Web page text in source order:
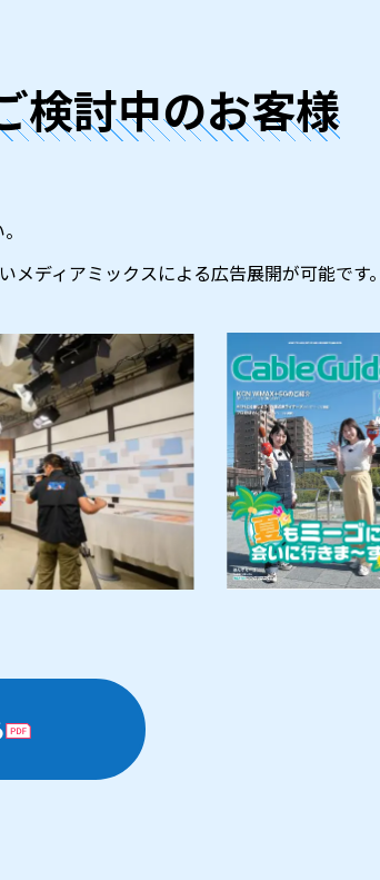
検討中のお客様
メディアミックスによる広告展開が可能です